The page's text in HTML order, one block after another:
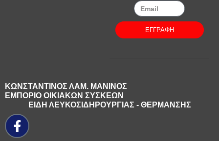
ΕΓΓΡΑΦΗ
ΚΩΝΣΤΑΝΤΙΝΟΣ ΛΑΜ. ΜΑΝΙΝΟΣ
ΕΜΠΟΡΙΟ ΟΙΚΙΑΚΩΝ ΣΥΣΚΕΩΝ
ΕΙΔΗ ΛΕΥΚΟΣΙΔΗΡΟΥΡΓΙΑΣ - ΘΕΡΜΑΝΣΗΣ